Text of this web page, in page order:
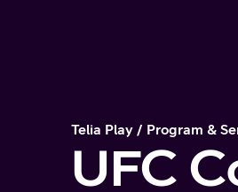
Telia Play Program &
UFC